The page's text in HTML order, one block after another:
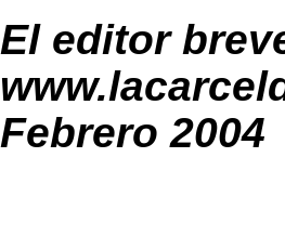
El editor
Febrero 2004